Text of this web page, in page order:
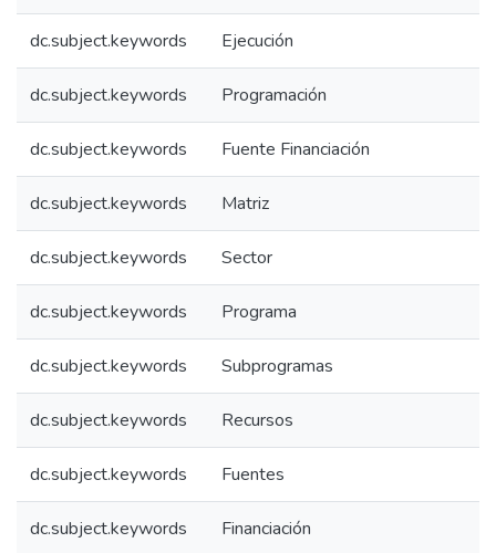
dc.subject.keywords Ejecución
dc.subject.keywords Programación
dc.subject.keywords Fuente Financiación
dc.subject.keywords Matriz
dc.subject.keywords Sector
dc.subject.keywords Programa
dc.subject.keywords Subprogramas
dc.subject.keywords Recursos
dc.subject.keywords Fuentes
dc.subject.keywords Financiación